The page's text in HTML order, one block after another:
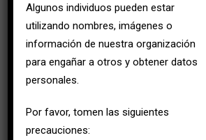
Auxiliar en salud pública:
Promoción y prevención.
Bioseguridad aplicada a la
Técnicas de visita domiciliaria.
Vigilancia epidemiológica.
Comunicación comunitaria y
Algunos individuos pueden estar
utilizando nombres, imágenes o
información de nuestra organización
para engañar a otros y obtener datos
personales.
Por favor, tomen las siguientes
precauciones: